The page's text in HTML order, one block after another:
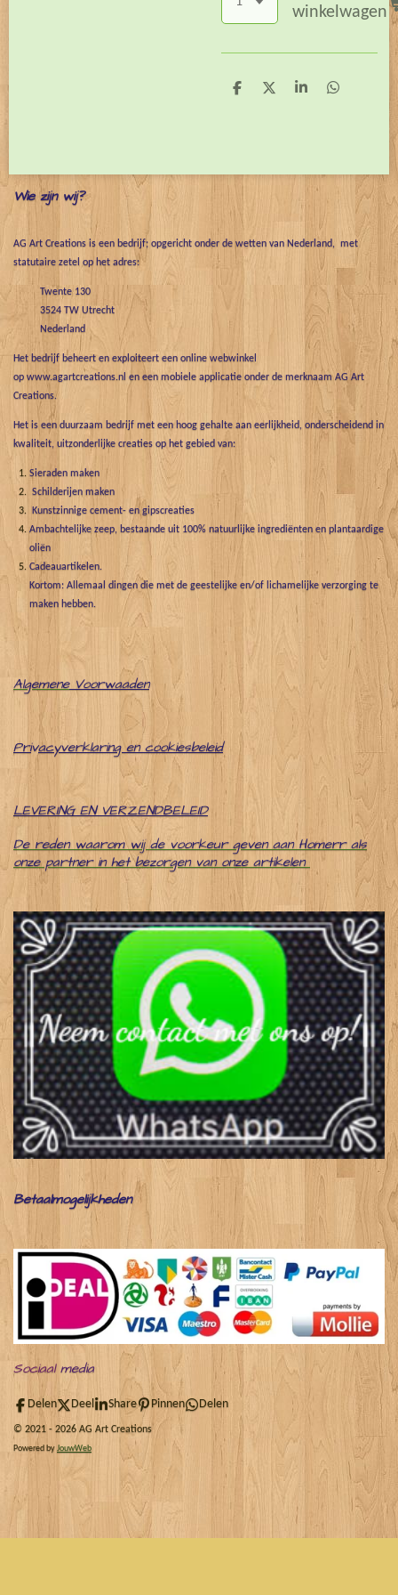
winkelwagen
D
D
S
D
Wie zijn wij?
AG Art Creations is een bedrijf; opgericht onder de wetten van Nederland, met
statutaire zetel op het adres:
Twente 130
3524 TW Utrecht
Nederland
Het bedrijf beheert en exploiteert een online webwinkel
op www.agartcreations.nl en een mobiele applicatie onder de merknaam AG Art
Creations.
Het is een duurzaam bedrijf met een hoog gehalte aan eerlijkheid, onderscheidend in
kwaliteit, uitzonderlijke creaties op het gebied van:
Sieraden maken
Schilderijen maken
Kunstzinnige cement- en gipscreaties
Ambachtelijke zeep, bestaande uit 100% natuurlijke ingrediënten en plantaardige
oliën
Cadeauartikelen.
Kortom: Allemaal dingen die met de geestelijke en/of lichamelijke verzorging te
maken hebben.
Algemene Voorwaaden
Privacyverklaring en cookiesbeleid
LEVERING EN VERZENDBELEID
De reden waarom wij de voorkeur geven aan Homerr als
onze partner in het bezorgen van onze artikelen
Betaalmogelijkheden
Sociaalmedia
Delen Deel Share Pinnen Delen
© 2021 - 2026 AG Art Creations
Powered byJouwWeb